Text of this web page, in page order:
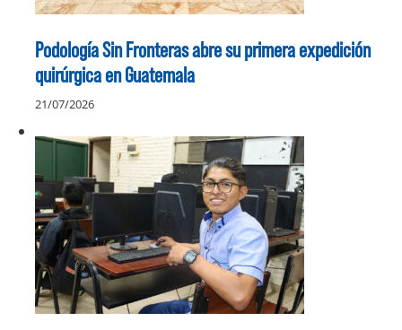
Podología Sin Fronteras abre su primera expedición
quirúrgica en Guatemala
21/07/2026